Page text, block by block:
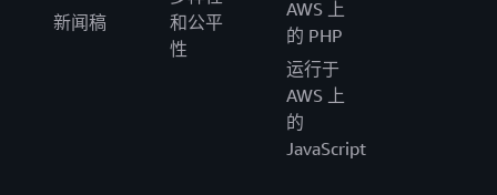
新闻稿
和公平
性
AWS 上
的 PHP
运行于
AWS 上
的
JavaScript